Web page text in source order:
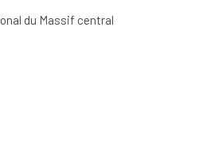
du Massif central